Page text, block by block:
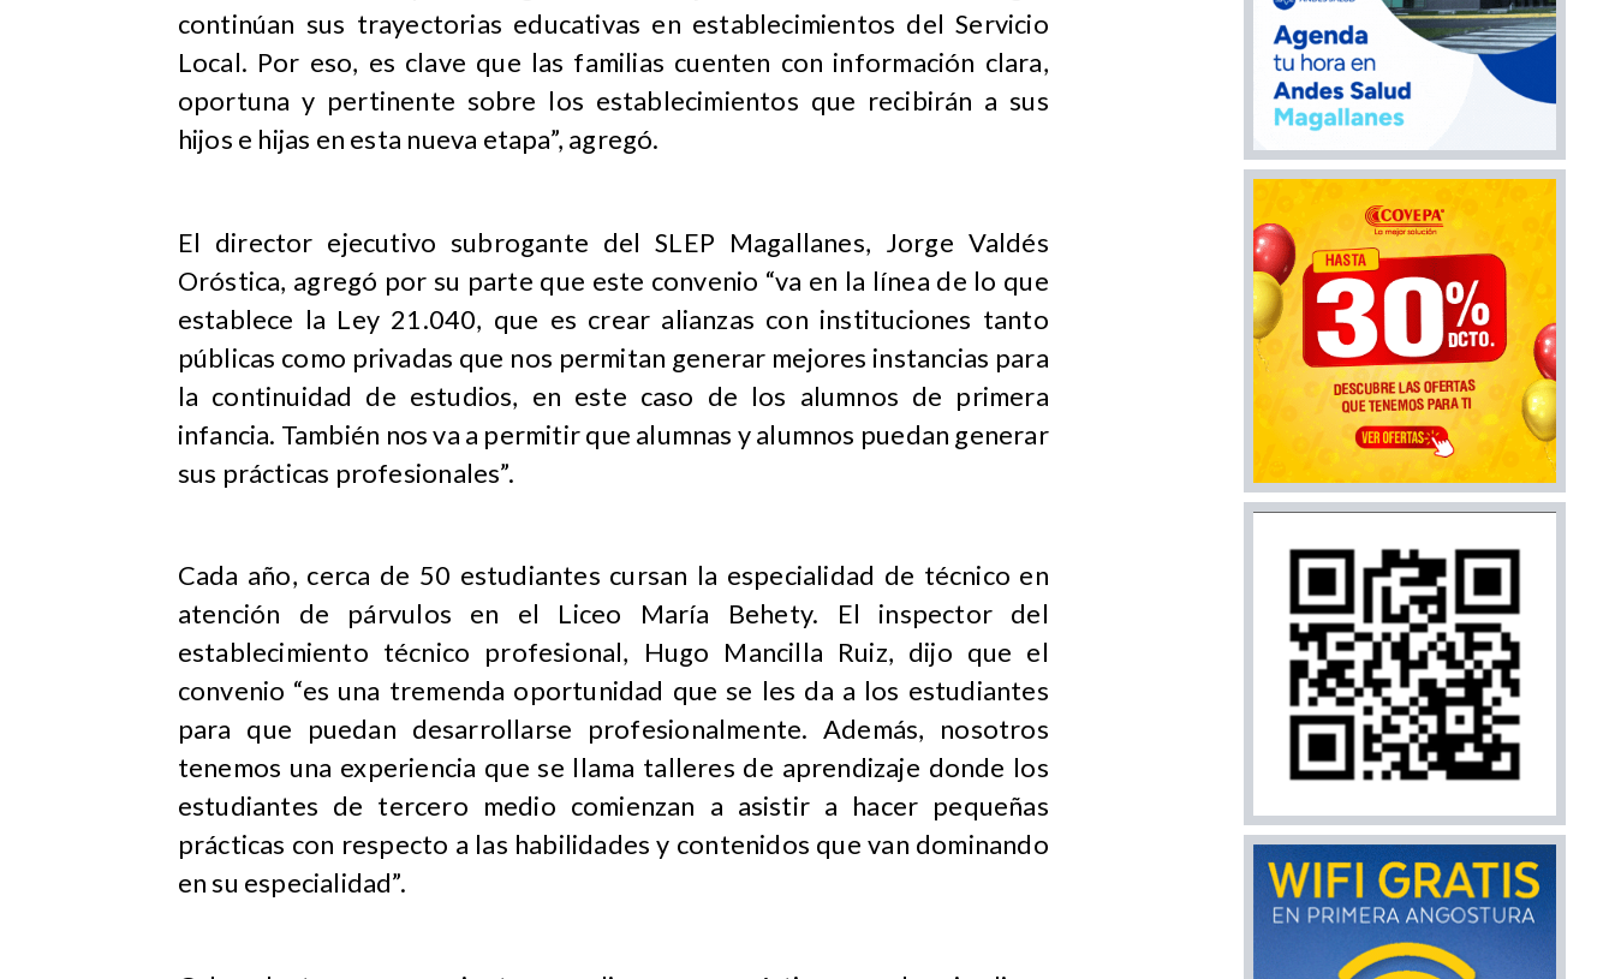
continúan sus trayectorias educativas en establecimientos del Servicio
Local. Por eso, es clave que las familias cuenten con información clara,
oportuna y pertinente sobre los establecimientos que recibirán a sus
hijos e hijas en esta nueva etapa”, agregó.
El director ejecutivo subrogante del SLEP Magallanes, Jorge Valdés
Oróstica, agregó por su parte que este convenio “va en la línea de lo que
establece la Ley 21.040, que es crear alianzas con instituciones tanto
públicas como privadas que nos permitan generar mejores instancias para
la continuidad de estudios, en este caso de los alumnos de primera
infancia. También nos va a permitir que alumnas y alumnos puedan generar
sus prácticas profesionales”.
Cada año, cerca de 50 estudiantes cursan la especialidad de técnico en
atención de párvulos en el Liceo María Behety. El inspector del
establecimiento técnico profesional, Hugo Mancilla Ruiz, dijo que el
convenio “es una tremenda oportunidad que se les da a los estudiantes
para que puedan desarrollarse profesionalmente. Además, nosotros
tenemos una experiencia que se llama talleres de aprendizaje donde los
estudiantes de tercero medio comienzan a asistir a hacer pequeñas
prácticas con respecto a las habilidades y contenidos que van dominando
en su especialidad”.